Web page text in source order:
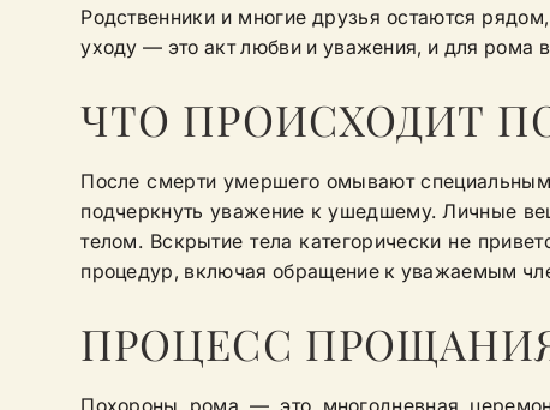
Родственники и многие друзья остаются
уходу — это акт любви и уважения, и для рома
ЧТО ПРОИСХОДИТ
После смерти умершего омывают
подчеркнуть уважение к ушедшему. Личные
телом. Вскрытие тела категорически не
процедур, включая обращение к уважаемым
ПРОЦЕСС
Похороны рома — это многодневная